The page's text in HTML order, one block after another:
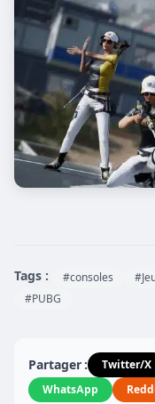
Tags : #consoles
#PUBG
Partager : Twitter/X
WhatsApp